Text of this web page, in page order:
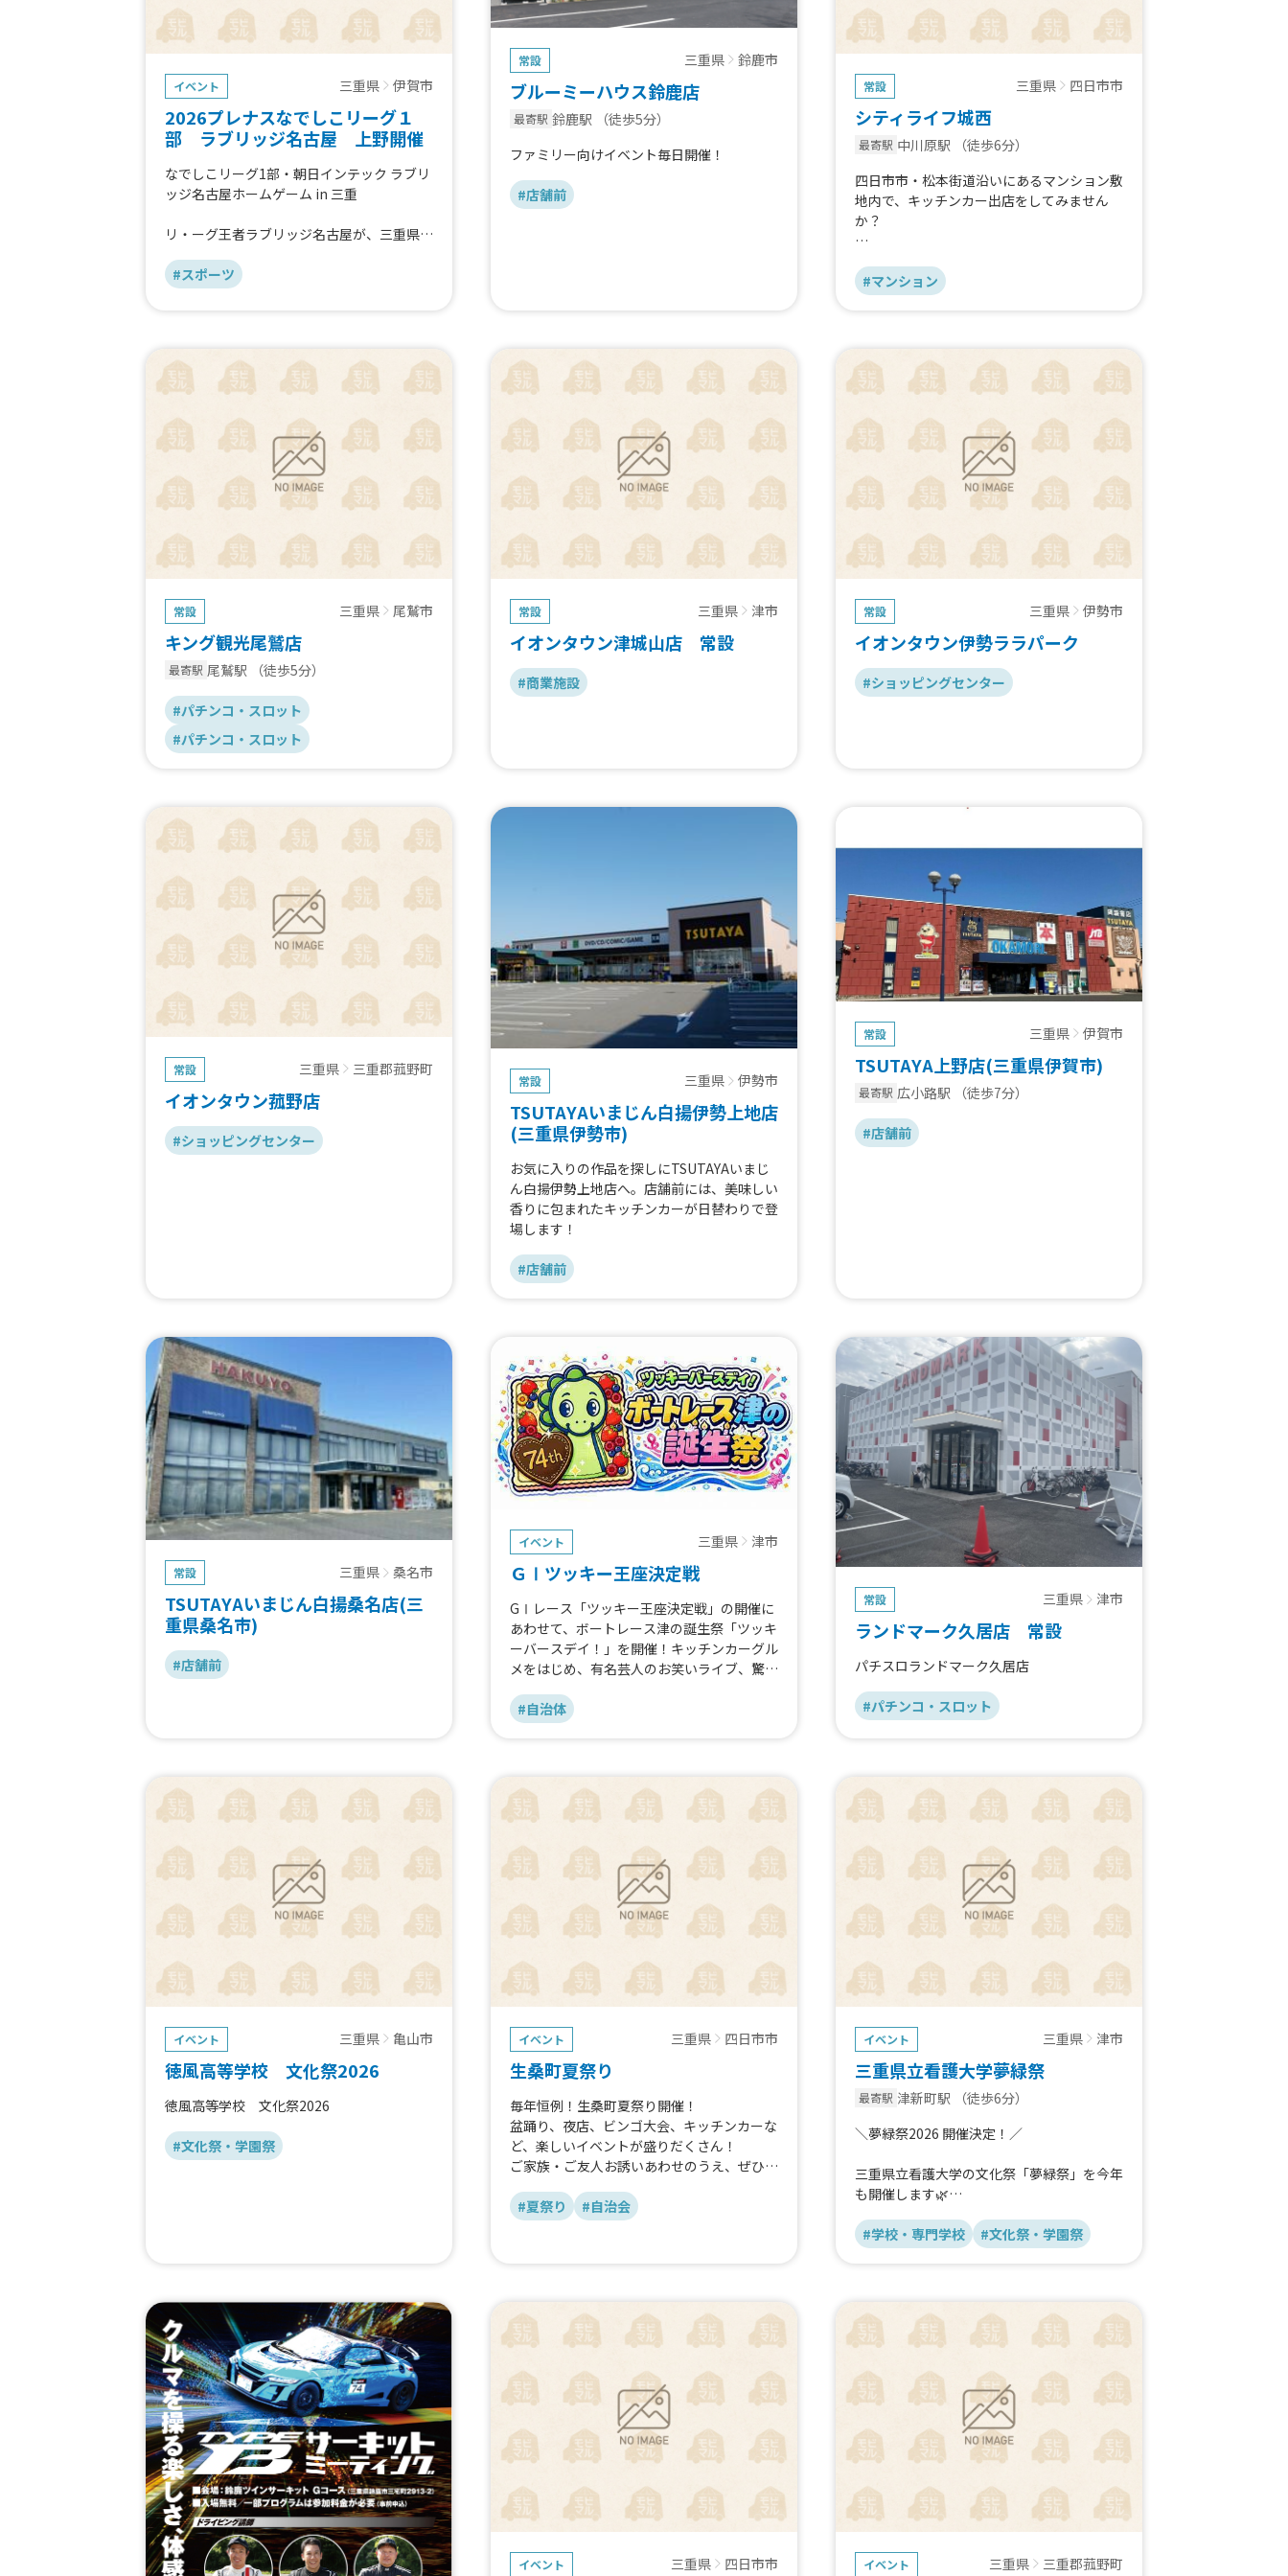
イベント 三重県 伊賀市
2026プレナスなでしこリーグ１
部 ラブリッジ名古屋 上野開催
なでしこリーグ1部・朝日インテック ラブリ
ッジ名古屋ホームゲーム in 三重
リ・ーグ王者ラブリッジ名古屋が、三重県で
当日は、熱い試合とともに会場を盛り上げて
くださるキッチンカーを募集しています。
愛知と三重をつなぐ特別なホームゲームを、
ぜひ一緒に盛り上げましょう！
皆さまのご応募をお待ちしております！
#スポーツ
常設 三重県 鈴鹿市
ブルーミーハウス鈴鹿店
最寄駅 鈴鹿駅
（徒歩5分）
ファミリー向けイベント毎日開催！
#店舗前
常設 三重県 四日市市
シティライフ城西
最寄駅 中川原駅
（徒歩6分）
四日市市・松本街道沿いにあるマンション敷
地内で、キッチンカー出店をしてみません
か？
交通量も多く、
近隣には住宅やオフィスもあり、
ランチタイムやカフェタイム、週末限定な
ど、出店日・時間帯はご相談可能です！
電源やスペースについてもお気軽にお問い合
わせください。
皆さまのご出展を心よりお待ちしておりま
す！
#マンション
常設 三重県 尾鷲市
キング観光尾鷲店
最寄駅 尾鷲駅 （徒歩5分）
#パチンコ・スロット
#パチンコ・スロット
常設 三重県 津市
イオンタウン津城山店 常設
#商業施設
常設 三重県 伊勢市
イオンタウン伊勢ララパーク
#ショッピングセンター
常設 三重県 三重郡菰野町
イオンタウン菰野店
#ショッピングセンター
常設 三重県 伊勢市
TSUTAYAいまじん白揚伊勢上地店
(三重県伊勢市)
お気に入りの作品を探しにTSUTAYAいまじ
ん白揚伊勢上地店へ。店舗前には、美味しい
香りに包まれたキッチンカーが日替わりで登
場します！
#店舗前
常設 三重県 伊賀市
TSUTAYA上野店(三重県伊賀市)
最寄駅 広小路駅 （徒歩7分）
#店舗前
常設 三重県 桑名市
TSUTAYAいまじん白揚桑名店(三
重県桑名市)
#店舗前
イベント 三重県 津市
ＧⅠツッキー王座決定戦
GⅠレース「ツッキー王座決定戦」の開催に
あわせて、ボートレース津の誕生祭「ツッキ
ーバースデイ！」を開催！キッチンカーグル
メをはじめ、有名芸人のお笑いライブ、驚き
しみが盛りだくさん！9月3日（木）〜8日
（火）は、熱いレースと楽しいイベントを満
#自治体
常設 三重県 津市
ランドマーク久居店 常設
パチスロランドマーク久居店
#パチンコ・スロット
イベント 三重県 亀山市
徳風高等学校 文化祭2026
徳風高等学校 文化祭2026
#文化祭・学園祭
イベント 三重県 四日市市
生桑町夏祭り
毎年恒例！生桑町夏祭り開催！
盆踊り、夜店、ビンゴ大会、キッチンカーな
ど、楽しいイベントが盛りだくさん！
ご家族・ご友人お誘いあわせのうえ、ぜひお
みんなで夏祭りを楽しみましょう！ 🎆🏮✨
#夏祭り #自治会
イベント 三重県 津市
三重県立看護大学夢緑祭
最寄駅 津新町駅
（徒歩6分）
＼夢緑祭2026 開催決定！／
三重県立看護大学の文化祭「夢緑祭」を今年
も開催します🌿
謎解きゲームやビンゴ大会、キッチンカーな
📅 7月11日（土）11:00〜17:00
📍 三重県立看護大学
ぜひお気軽にお越しください！
#学校・専門学校 #文化祭・学園祭
イベント 三重県 四日市市 イベント 三重県 三重郡菰野町